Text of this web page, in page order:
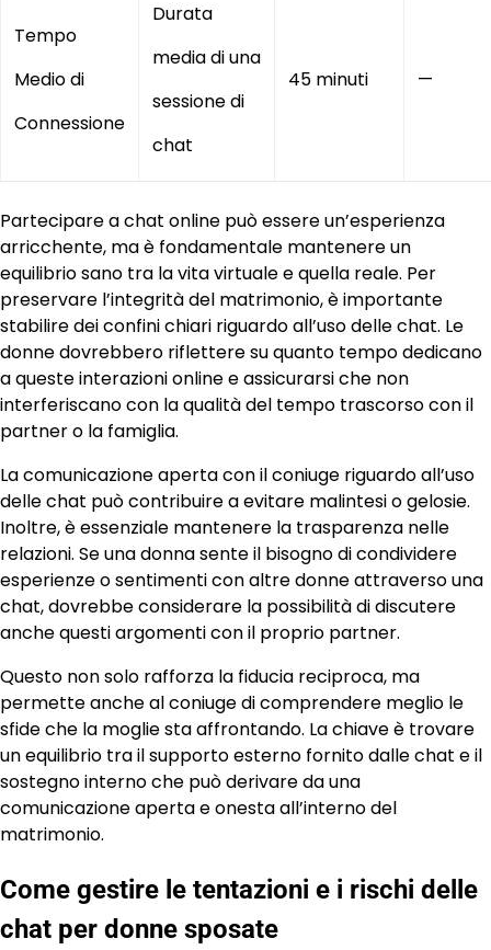
Tempo
Medio di
Connessione
Durata
media di una
sessione di
chat
45 minuti —
Partecipare a chat online può essere un’esperienza
arricchente, ma è fondamentale mantenere un
equilibrio sano tra la vita virtuale e quella reale. Per
preservare l’integrità del matrimonio, è importante
stabilire dei confini chiari riguardo all’uso delle chat. Le
donne dovrebbero riflettere su quanto tempo dedicano
a queste interazioni online e assicurarsi che non
interferiscano con la qualità del tempo trascorso con il
partner o la famiglia.
La comunicazione aperta con il coniuge riguardo all’uso
delle chat può contribuire a evitare malintesi o gelosie.
Inoltre, è essenziale mantenere la trasparenza nelle
relazioni. Se una donna sente il bisogno di condividere
esperienze o sentimenti con altre donne attraverso una
chat, dovrebbe considerare la possibilità di discutere
anche questi argomenti con il proprio partner.
Questo non solo rafforza la fiducia reciproca, ma
permette anche al coniuge di comprendere meglio le
sfide che la moglie sta affrontando. La chiave è trovare
un equilibrio tra il supporto esterno fornito dalle chat e il
sostegno interno che può derivare da una
comunicazione aperta e onesta all’interno del
matrimonio.
Come gestire le tentazioni e i rischi delle
chat per donne sposate